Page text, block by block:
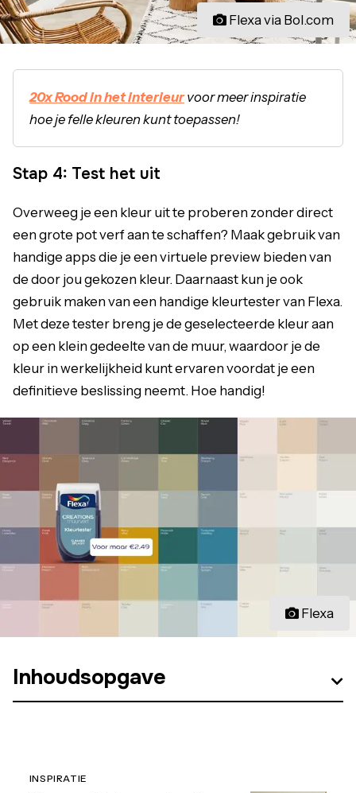
Flexa via Bol.com
20x Rood in het interieurvoor meer inspiratie
hoe je felle kleuren kunt toepassen!
Stap 4: Test het uit
Overweeg je een kleur uit te proberen zonder direct
een grote pot verf aan te schaffen? Maak gebruik van
handige apps die je een virtuele preview bieden van
de door jou gekozen kleur. Daarnaast kun je ook
gebruik maken van een handige kleurtester van Flexa.
Met deze tester breng je de geselecteerde kleur aan
op een klein gedeelte van de muur, waardoor je de
kleur in werkelijkheid kunt ervaren voordat je een
definitieve beslissing neemt. Hoe handig!
Flexa
Inhoudsopgave
INSPIRATIE